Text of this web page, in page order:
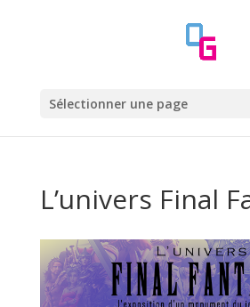
Sélectionner une page
L’univers Final